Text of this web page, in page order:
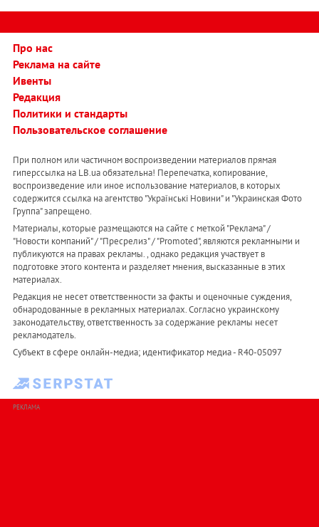
Про нас
Реклама на сайте
Ивенты
Редакция
Политики и стандарты
Пользовательское соглашение
При полном или частичном воспроизведении материалов прямая
гиперссылка на LB.ua обязательна! Перепечатка, копирование,
воспроизведение или иное использование материалов, в которых
содержится ссылка на агентство "Українськi Новини" и "Украинская Фото
Группа" запрещено.
Материалы, которые размещаются на сайте с меткой "Реклама" /
"Новости компаний" / "Пресрелиз" / "Promoted", являются рекламными и
публикуются на правах рекламы. , однако редакция участвует в
подготовке этого контента и разделяет мнения, высказанные в этих
материалах.
Редакция не несет ответственности за факты и оценочные суждения,
обнародованные в рекламных материалах. Согласно украинскому
законодательству, ответственность за содержание рекламы несет
рекламодатель.
Субъект в сфере онлайн-медиа; идентификатор медиа - R40-05097
РЕКЛАМА